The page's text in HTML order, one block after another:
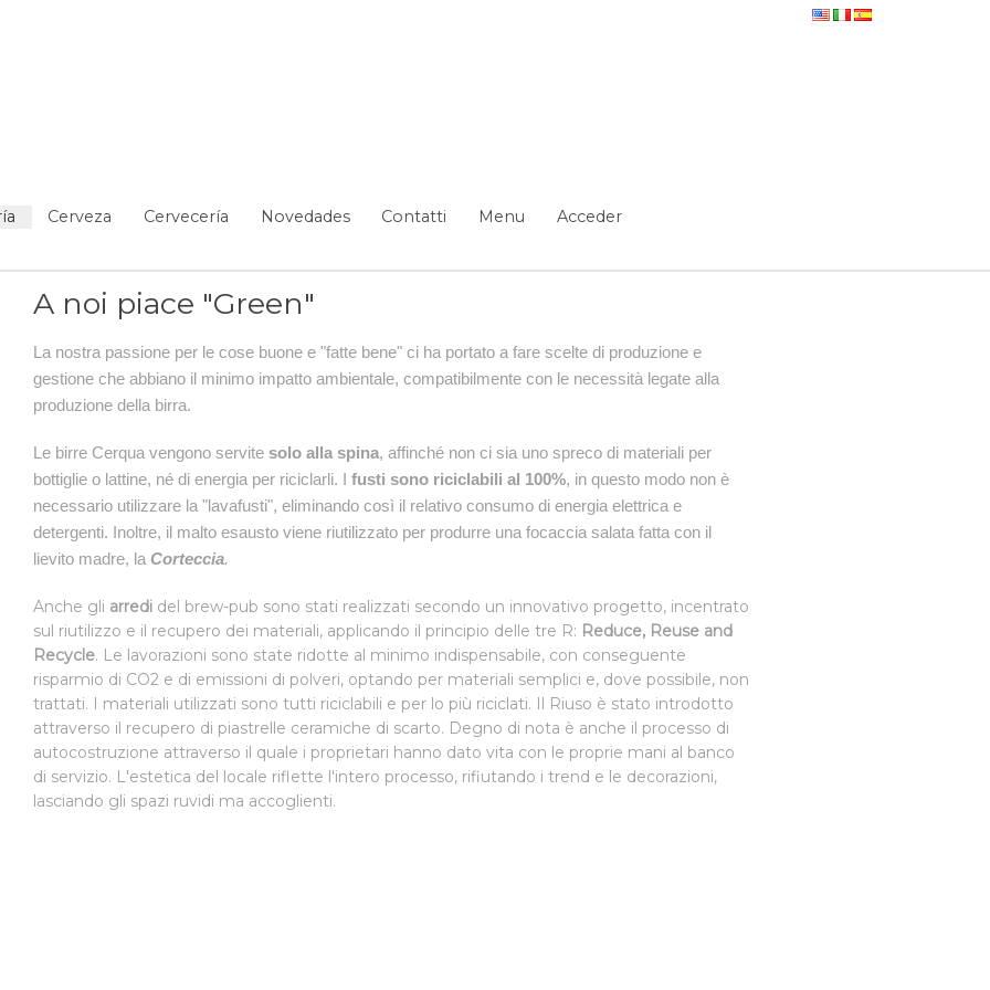
Cerveza Cervecería Novedades Contatti Menu Acceder
A noi piace "Green"
La nostra passione per le cose buone e "fatte bene" ci ha portato a fare scelte di produzione e
gestione che abbiano il minimo impatto ambientale, compatibilmente con le necessità legate alla
produzione della birra.
Le birre Cerqua vengono servite solo alla spina, affinché non ci sia uno spreco di materiali per
bottiglie o lattine, né di energia per riciclarli. I fusti sono riciclabili al 100%, in questo modo non è
necessario utilizzare la "lavafusti", eliminando così il relativo consumo di energia elettrica e
detergenti. Inoltre, il malto esausto viene riutilizzato per produrre una focaccia salata fatta con il
lievito madre, la Corteccia.
Anche gli arredidel brew-pub sono stati realizzati secondo un innovativo progetto, incentrato
sul riutilizzo e il recupero dei materiali, applicando il principio delle tre R: Reduce, Reuse and
Recycle. Le lavorazioni sono state ridotte al minimo indispensabile, con conseguente
risparmio di CO2 e di emissioni di polveri, optando per materiali semplici e, dove possibile, non
trattati. I materiali utilizzati sono tutti riciclabili e per lo più riciclati. Il Riuso è stato introdotto
attraverso il recupero di piastrelle ceramiche di scarto. Degno di nota è anche il processo di
autocostruzione attraverso il quale i proprietari hanno dato vita con le proprie mani al banco
di servizio. L'estetica del locale riflette l'intero processo, rifiutando i trend e le decorazioni,
lasciando gli spazi ruvidi ma accoglienti.